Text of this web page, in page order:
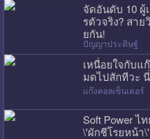
จัดอันดับ 10 ผู้
รตัวจริง? สา
ยกัน!
ปัญญาประดิษฐ์
เหนื่อยใจกับแ
มดไปสักทีวะ
แก๊งคอลเซ็นเตอร์
Soft Power ไ
\'ผักชีโรยหน้า